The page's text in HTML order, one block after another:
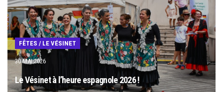
FÊTES / LE VÉSINET
30 MAI 2026
Le Vésinet à l’heure espagnole 2026 !